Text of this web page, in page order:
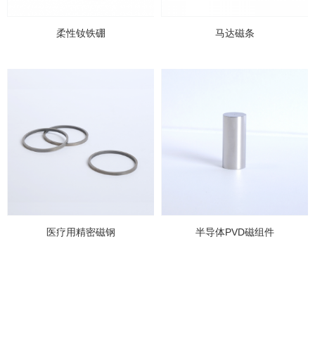
柔性钕铁硼 马达磁条
医疗用精密磁钢 半导体PVD磁组件